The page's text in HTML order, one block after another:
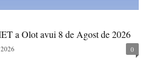
a Olot avui 8 de Agost de 2026
0